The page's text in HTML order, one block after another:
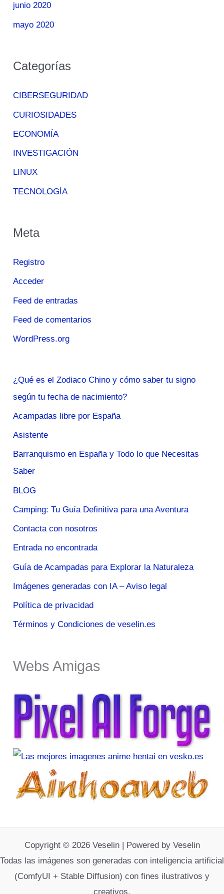
junio 2020
mayo 2020
Categorías
CIBERSEGURIDAD
CURIOSIDADES
ECONOMÍA
INVESTIGACIÓN
LINUX
TECNOLOGÍA
Meta
Registro
Acceder
Feed de entradas
Feed de comentarios
WordPress.org
¿Qué es el Zodiaco Chino y cómo saber tu signo
según tu fecha de nacimiento?
Acampadas libre por España
Asistente
Barranquismo en España y Todo lo que Necesitas
Saber
BLOG
Camping: Tu Guía Definitiva para una Aventura
Contacta con nosotros
Entrada no encontrada
Guía de Acampadas para Explorar la Naturaleza
Imágenes generadas con IA – Aviso legal
Política de privacidad
Términos y Condiciones de veselin.es
Webs Amigas
Copyright © 2026 Veselin | Powered by Veselin
Todas las imágenes son generadas con inteligencia artificial
(ComfyUI + Stable Diffusion) con fines ilustrativos y
creativos.